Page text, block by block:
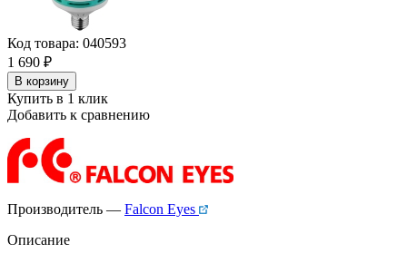
Код товара: 040593
1 690 ₽
В корзину
Купить в 1 клик
Добавить к сравнению
Производитель — Falcon Eyes
Описание